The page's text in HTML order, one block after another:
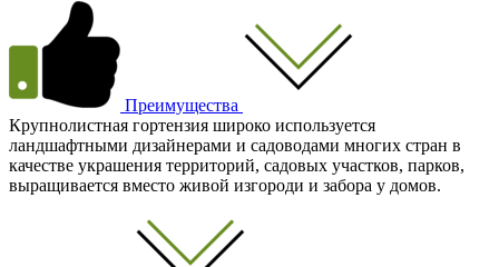
Преимущества
Крупнолистная гортензия широко используется
ландшафтными дизайнерами и садоводами многих стран в
качестве украшения территорий, садовых участков, парков,
выращивается вместо живой изгороди и забора у домов.